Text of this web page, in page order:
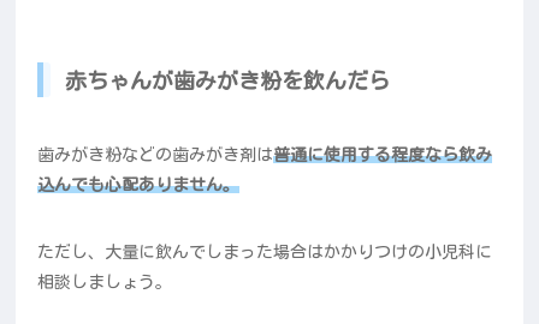
赤ちゃんが歯みがき粉を飲んだら
歯みがき粉などの歯みがき剤は普通に使用する程度なら飲み
込んでも心配ありません。
ただし、大量に飲んでしまった場合はかかりつけの小児科に
相談しましょう。